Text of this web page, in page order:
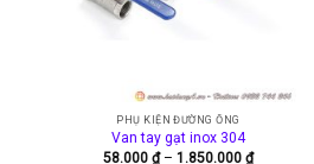
được
chọn
trên
PHỤ KIỆN ĐƯỜNG ỐNG
Van tay gạt inox 304
58.000 ₫ – 1.850.000 ₫Khoảng